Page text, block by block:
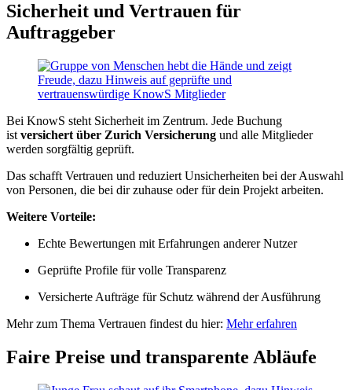
Sicherheit und Vertrauen für
Auftraggeber
Bei KnowS steht Sicherheit im Zentrum. Jede Buchung
ist versichert über Zurich Versicherung und alle Mitglieder
werden sorgfältig geprüft.
Das schafft Vertrauen und reduziert Unsicherheiten bei der Auswahl
von Personen, die bei dir zuhause oder für dein Projekt arbeiten.
Weitere Vorteile:
Echte Bewertungen mit Erfahrungen anderer Nutzer
Geprüfte Profile für volle Transparenz
Versicherte Aufträge für Schutz während der Ausführung
Mehr zum Thema Vertrauen findest du hier: Mehr erfahren
Faire Preise und transparente Abläufe